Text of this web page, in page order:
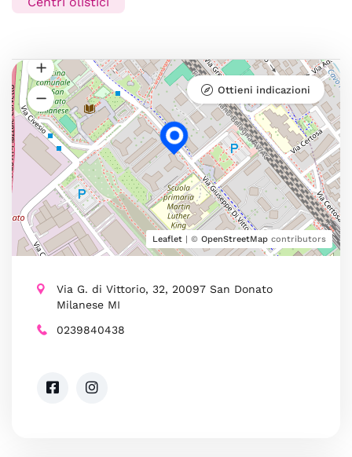
Leaflet | © OpenStreetMap contributors
Ottieni indicazioni
Via G. di Vittorio, 32, 20097 San Donato
Milanese MI
0239840438